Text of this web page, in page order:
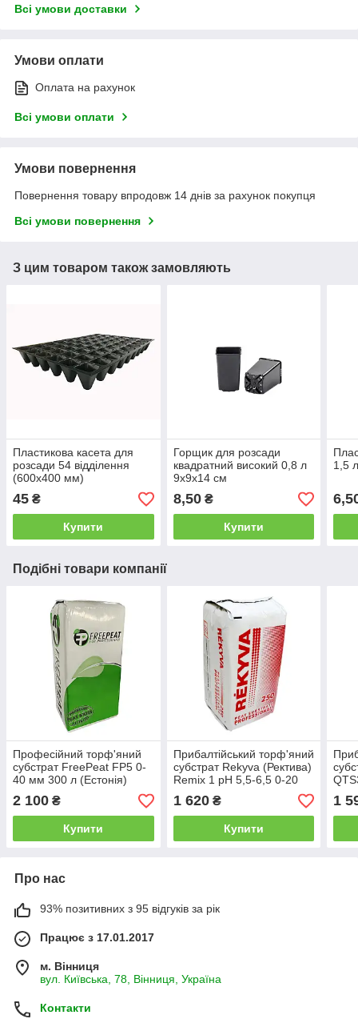
Всі умови доставки
Умови оплати
Оплата на рахунок
Всі умови оплати
Умови повернення
Повернення товару впродовж 14 днів за рахунок покупця
Всі умови повернення
З цим товаром також замовляють
Пластикова касета для
розсади 54 відділення
(600х400 мм)
45 ₴
Купити
Горщик для розсади
квадратний високий 0,8 л
9х9х14 см
8,50₴
Купити
1,5
Подібні товари компанії
Професійний торф'яний
субстрат FreePeat FP5 0-
40 мм 300 л (Естонія)
2 100 ₴
Купити
Прибалтійський торф'яний
субстрат Rekyva (Ректива)
Remix 1 pH 5,5-6,5 0-20
1 620₴
Купити
1
Про нас
93% позитивних з 95 відгуків за рік
Працює з 17.01.2017
м. Вінниця
вул. Київська, 78, Вінниця, Україна
Контакти